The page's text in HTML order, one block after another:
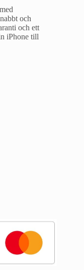
och
och ett
iPhone till